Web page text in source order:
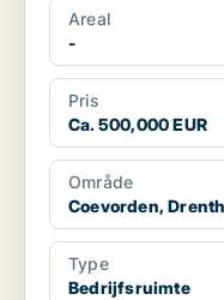
Areal
-
Pris
Ca. 500,000 EUR
Område
Coevorden,
Type
Bedrijfsruimte